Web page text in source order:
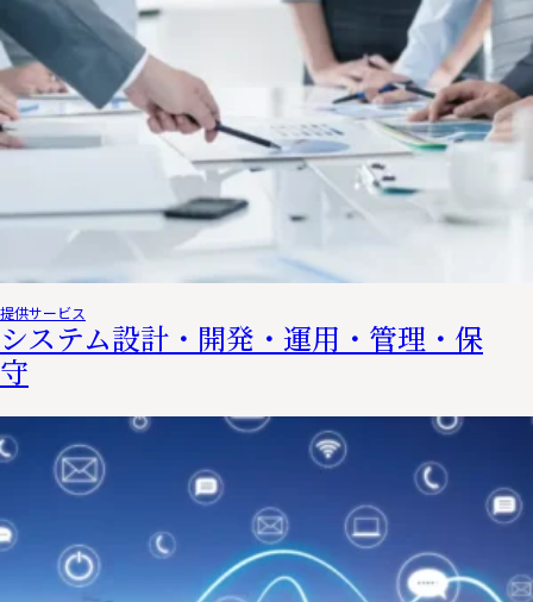
提供サービス
システム設計・開発・運用・管理・保
守